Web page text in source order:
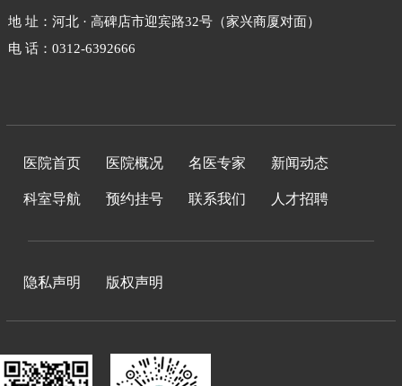
地 址：河北 · 高碑店市迎宾路32号（家兴商厦对面）
电 话：0312-6392666
医院首页 医院概况 名医专家 新闻动态
科室导航 预约挂号 联系我们 人才招聘
隐私声明 版权声明